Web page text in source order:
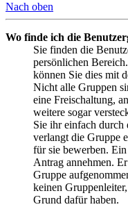
Nach oben
Wo finde ich die
Sie finden die
persönlichen
können Sie dies mit
Nicht alle Gruppen
eine Freischaltung,
weitere sogar
Sie ihr einfach durch
verlangt die Gruppe
für sie bewerben.
Antrag annehmen.
Gruppe
keinen
Grund dafür haben.